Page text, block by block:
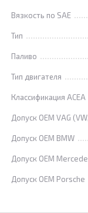
Вязкость по SAE
Тип
Паливо
Тип двигателя
Классификация ACEA
Допуск OEM VAG
Допуск OEM BMW
Допуск OEM
Допуск OEM Porsche